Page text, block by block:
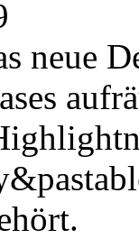
neue